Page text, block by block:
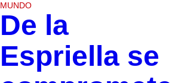
MUNDO
De la
Espriella se